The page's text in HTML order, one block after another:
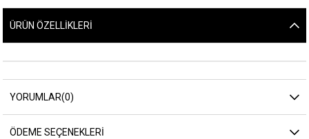
ÜRÜN ÖZELLIKLERI
YORUMLAR(0)
ÖDEME SEÇENEKLERI